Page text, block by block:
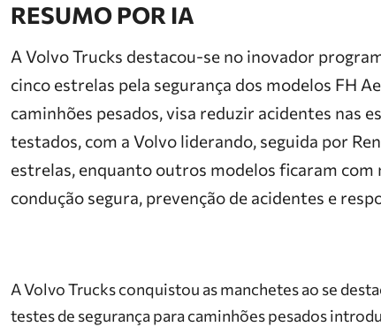
RESUMO POR IA
A Volvo Trucks destacou-se no inovador
cinco estrelas pela segurança dos modelos FH
caminhões pesados, visa reduzir acidentes nas
testados, com a Volvo liderando, seguida por
estrelas, enquanto outros modelos ficaram
condução segura, prevenção de acidentes e
A Volvo Trucks conquistou as manchetes ao se
testes de segurança para caminhões pesados